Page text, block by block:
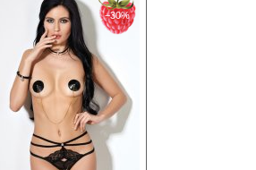
−30%